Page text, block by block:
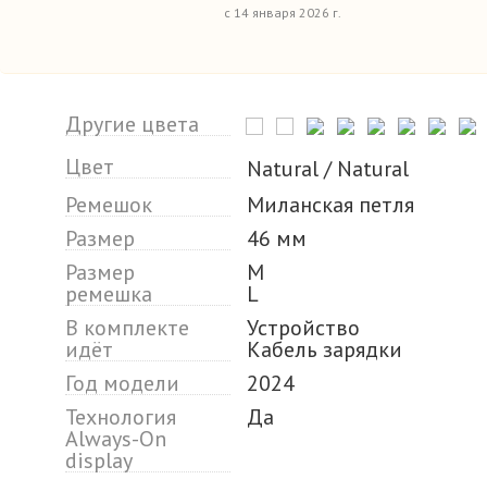
с 14 января 2026 г.
Другие цвета
Цвет
Natural / Natural
Ремешок
Миланская петля
Размер
46 мм
Размер
ремешка
M
L
В комплекте
идёт
Устройство
Кабель зарядки
Год модели
2024
Технология
Always-On
display
Да